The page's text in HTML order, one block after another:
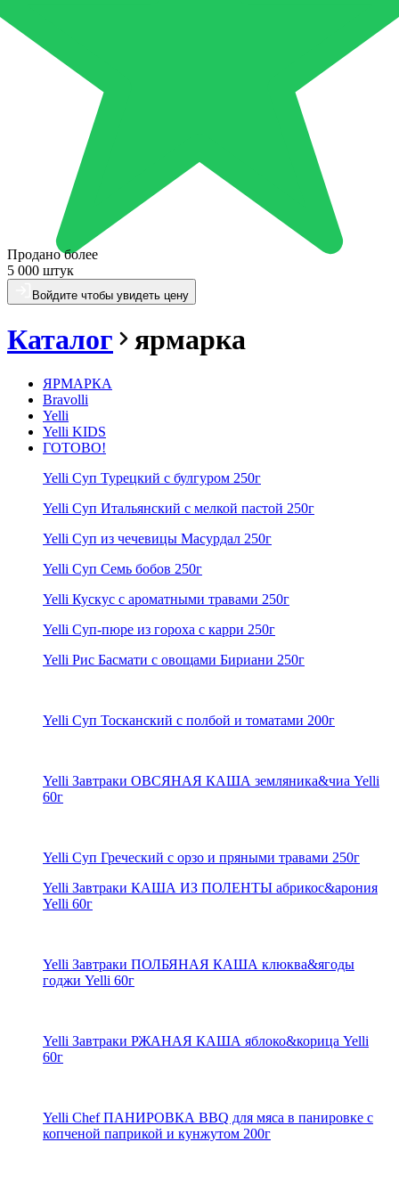
Продано более
5 000 штук
Войдите чтобы увидеть цену
Каталог ярмарка
ЯРМАРКА
Bravolli
Yelli
Yelli KIDS
ГОТОВО!
Yelli Суп Турецкий с булгуром 250г
Yelli Суп Итальянский с мелкой пастой 250г
Yelli Суп из чечевицы Масурдал 250г
Yelli Суп Семь бобов 250г
Yelli Кускус с ароматными травами 250г
Yelli Суп-пюре из гороха с карри 250г
Yelli Рис Басмати с овощами Бириани 250г
Yelli Суп Тосканский с полбой и томатами 200г
Yelli Завтраки ОВСЯНАЯ КАША земляника&чиа Yelli
60г
Yelli Суп Греческий с орзо и пряными травами 250г
Yelli Завтраки КАША ИЗ ПОЛЕНТЫ абрикос&арония
Yelli 60г
Yelli Завтраки ПОЛБЯНАЯ КАША клюква&ягоды
годжи Yelli 60г
Yelli Завтраки РЖАНАЯ КАША яблоко&корица Yelli
60г
Yelli Chef ПАНИРОВКА BBQ для мяса в панировке с
копченой паприкой и кунжутом 200г